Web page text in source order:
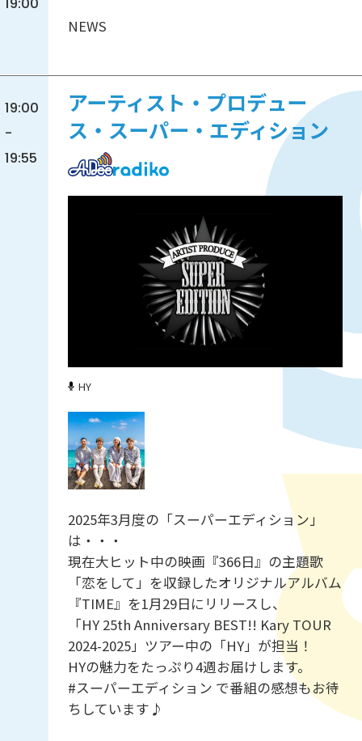
NEWS
19:00
-
19:55
アーティスト・プロデュー
ス・スーパー・エディション
HY
2025年3月度の「スーパーエディション」
は・・・
現在大ヒット中の映画『366日』の主題歌
「恋をして」を収録したオリジナルアルバム
『TIME』を1月29日にリリースし、
「HY 25th Anniversary BEST!! Kary TOUR
2024-2025」ツアー中の「HY」が担当！
HYの魅力をたっぷり4週お届けします。
#スーパーエディション で番組の感想もお待
ちしています♪